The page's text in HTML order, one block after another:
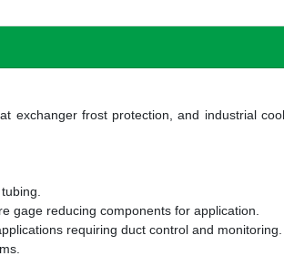
exchanger frost protection, and industrial
gage reducing components for application.
requiring duct control and monitoring.